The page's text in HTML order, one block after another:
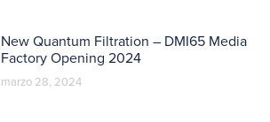
New Quantum Filtration – DMI65 Media
Factory Opening 2024
marzo 28, 2024